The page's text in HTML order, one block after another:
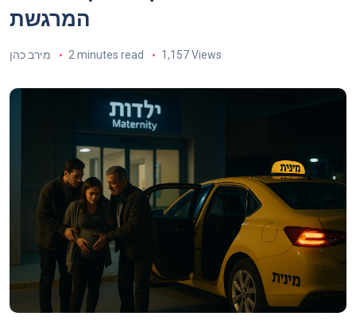
המרגשת
מירב כהן 2 minutes read 1,157 Views